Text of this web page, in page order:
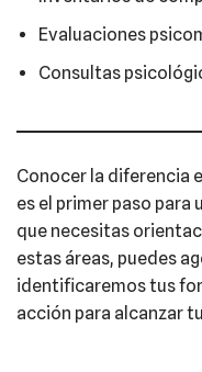
Evaluaciones
Consultas
Conocer la diferencia
es el primer paso para
que necesitas
estas áreas, puedes
identificaremos tus
acción para alcanzar